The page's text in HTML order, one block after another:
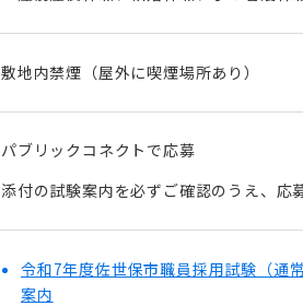
敷地内禁煙（屋外に喫煙場所あり）
パブリックコネクトで応募
添付の試験案内を必ずご確認のうえ、応
令和7年度佐世保市職員採用試験（通
案内